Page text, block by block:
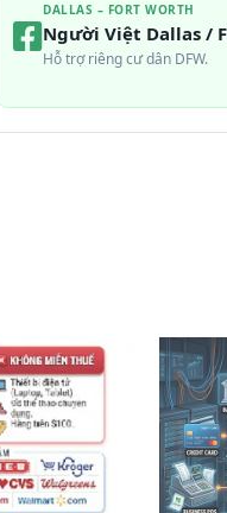
DALLAS – FORT WORTH
Người Việt Dallas /
Hỗ trợ riêng cư dân DFW.